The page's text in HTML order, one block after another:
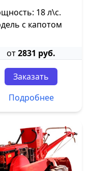
18 л\с.
с капотом
от2831 руб.
Заказать
Подробнее